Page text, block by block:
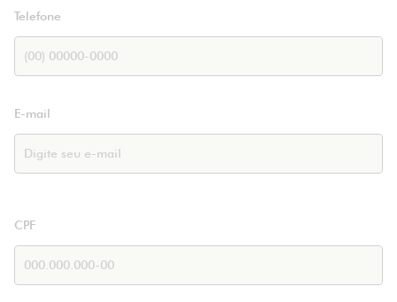
Telefone
E-mail
CPF